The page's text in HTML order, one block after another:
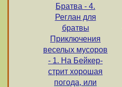
Братва - 4.
Реглан для
братвы
Приключения
веселых мусоров
- 1. На Бейкер-
стрит хорошая
погода, или